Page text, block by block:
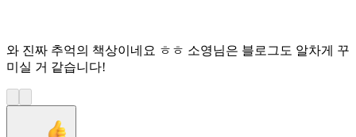
와 진짜 추억의 책상이네요 ㅎㅎ 소영님은 블로그도 알차게 꾸
미실 거 같습니다!